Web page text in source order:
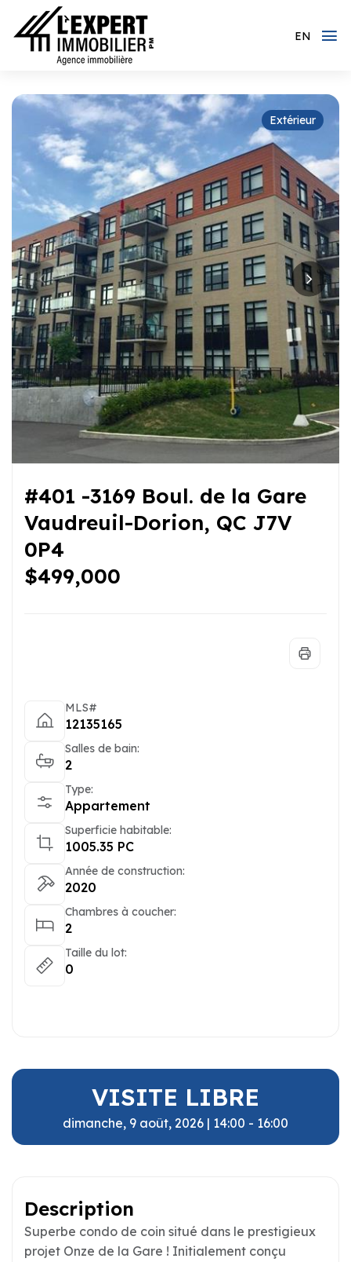
EN
Extérieur
#401 -3169 Boul. de la Gare
Vaudreuil-Dorion, QC J7V
0P4
$499,000
MLS#
12135165
Salles de bain:
2
Type:
Appartement
Superficie habitable:
1005.35 PC
Année de construction:
2020
Chambres à coucher:
2
Taille du lot:
0
VISITE LIBRE
dimanche, 9 août, 2026 | 14:00 - 16:00
Description
Superbe condo de coin situé dans le prestigieux
projet Onze de la Gare ! Initialement conçu